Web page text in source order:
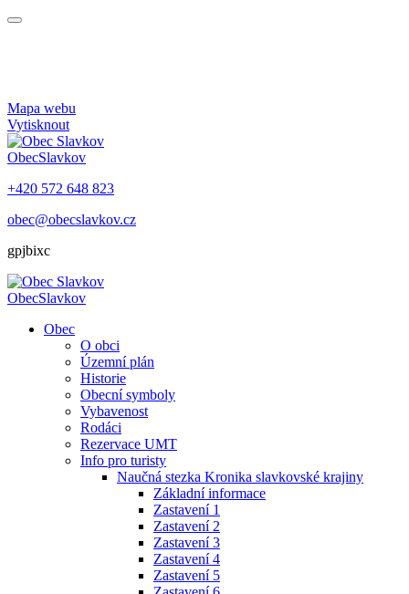
Mapa webu
Vytisknout
ObecSlavkov
+420 572 648 823
obec@obecslavkov.cz
gpjbixc
ObecSlavkov
Obec
O obci
Územní plán
Historie
Obecní symboly
Vybavenost
Rodáci
Rezervace UMT
Info pro turisty
Naučná stezka Kronika slavkovské krajiny
Základní informace
Zastavení 1
Zastavení 2
Zastavení 3
Zastavení 4
Zastavení 5